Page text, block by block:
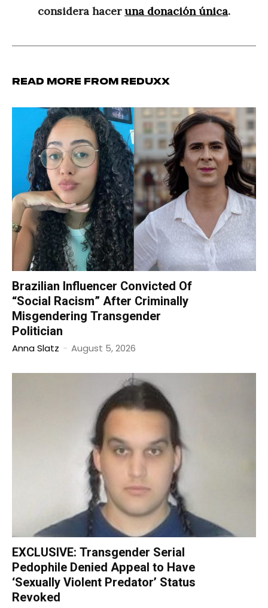
considera haceruna donación única.
Read more from Reduxx
Brazilian Influencer Convicted Of
“Social Racism” After Criminally
Misgendering Transgender
Politician
Anna Slatz - August 5, 2026
EXCLUSIVE: Transgender Serial
Pedophile Denied Appeal to Have
‘Sexually Violent Predator’ Status
Revoked